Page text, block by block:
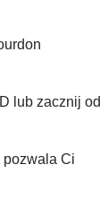
lub zacznij od
pozwala Ci